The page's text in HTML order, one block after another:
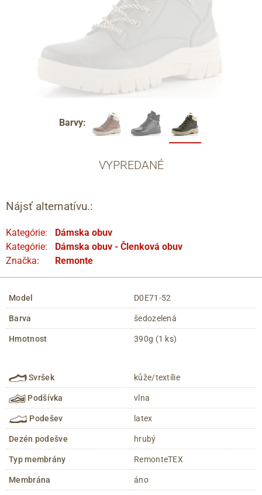
Barvy:
VYPREDANÉ
Nájsť alternatívu.:
Kategórie:
Dámska obuv
Kategórie:
Dámska obuv - Členková obuv
Značka:
Remonte
Model D0E71-52
Barva šedozelená
Hmotnost 390g (1 ks)
Svršek kůže/textílie
Podšívka vlna
Podešev latex
Dezén podešve hrubý
Typ membrány RemonteTEX
Membrána áno